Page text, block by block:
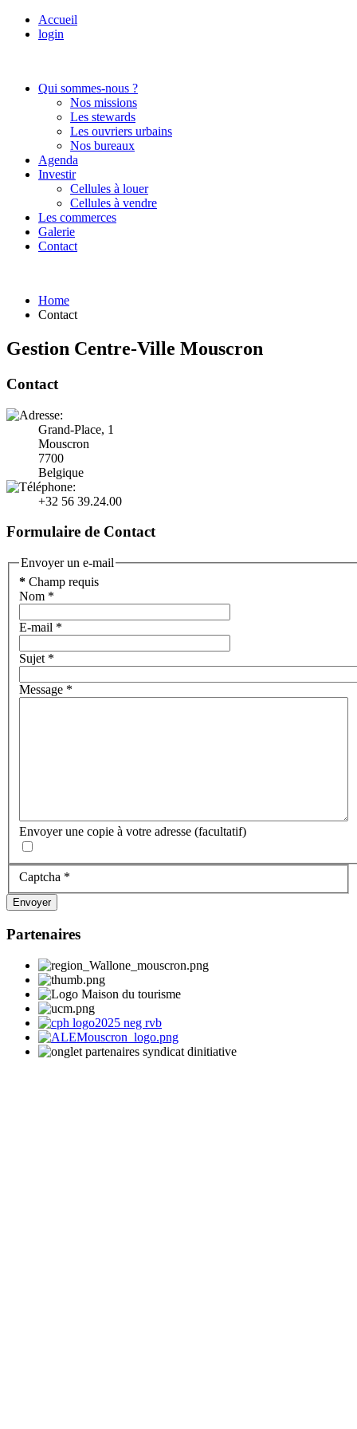
Accueil
login
Qui sommes-nous ?
Nos missions
Les stewards
Les ouvriers urbains
Nos bureaux
Agenda
Investir
Cellules à louer
Cellules à vendre
Les commerces
Galerie
Contact
Home
Contact
Gestion Centre-Ville Mouscron
Contact
Grand-Place, 1
Mouscron
7700
Belgique
+32 56 39.24.00
Formulaire de Contact
Envoyer un e-mail
* Champ requis
Nom *
E-mail *
Sujet *
Message *
Envoyer une copie à votre adresse (facultatif)
Captcha *
Envoyer
Partenaires